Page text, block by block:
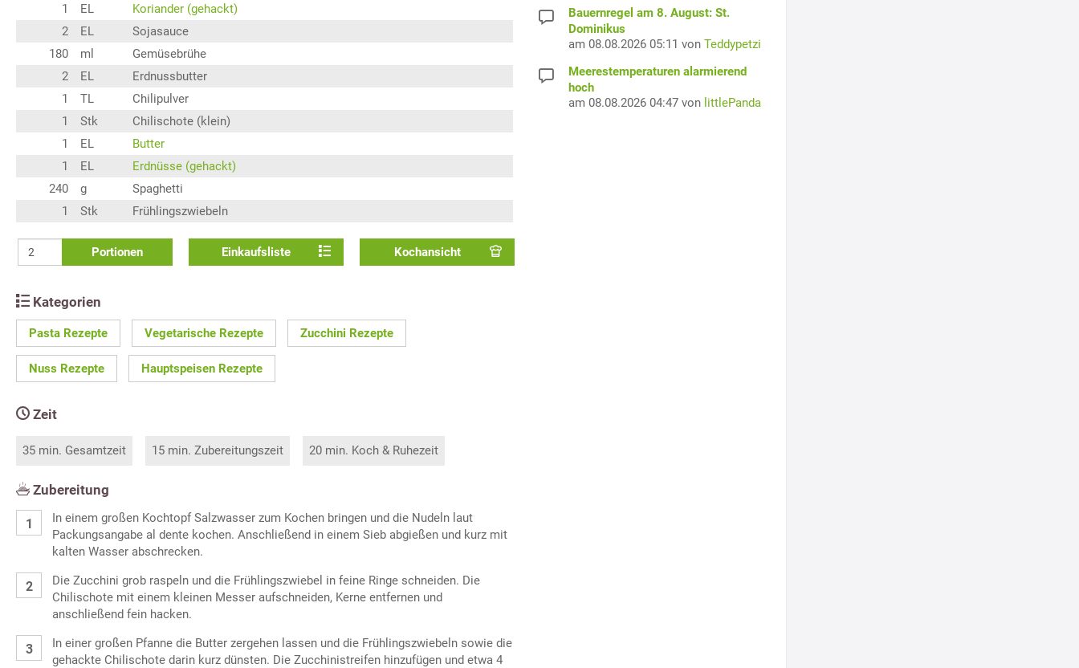
1
EL
Koriander (gehackt)
2
EL
Sojasauce
180
ml
Gemüsebrühe
2
EL
Erdnussbutter
1
TL
Chilipulver
1
Stk
Chilischote (klein)
1
EL
Butter
1
EL
Erdnüsse (gehackt)
240
g
Spaghetti
1
Stk Frühlingszwiebeln
Portionen Einkaufsliste Kochansicht
Kategorien
Pasta Rezepte Vegetarische Rezepte Zucchini Rezepte
Nuss Rezepte Hauptspeisen Rezepte
Zeit
35 min. Gesamtzeit 15 min. Zubereitungszeit 20 min. Koch & Ruhezeit
Zubereitung
In einem großen Kochtopf Salzwasser zum Kochen bringen und die Nudeln laut
Packungsangabe al dente kochen. Anschließend in einem Sieb abgießen und kurz mit
kalten Wasser abschrecken.
Die Zucchini grob raspeln und die Frühlingszwiebel in feine Ringe schneiden. Die
Chilischote mit einem kleinen Messer aufschneiden, Kerne entfernen und
anschließend fein hacken.
In einer großen Pfanne die Butter zergehen lassen und die Frühlingszwiebeln sowie die
gehackte Chilischote darin kurz dünsten. Die Zucchinistreifen hinzufügen und etwa 4
Bauernregel am 8. August: St.
Dominikus
am 08.08.2026 05:11 von Teddypetzi
Meerestemperaturen alarmierend
hoch
am 08.08.2026 04:47 von littlePanda